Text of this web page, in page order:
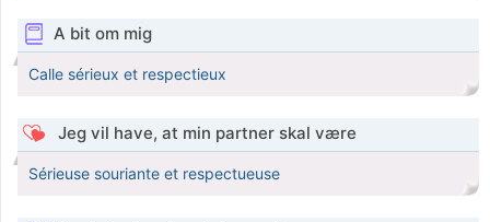
A bit om mig
Calle sérieux et respectieux
Jeg vil have, at min partner skal være
Sérieuse souriante et respectueuse